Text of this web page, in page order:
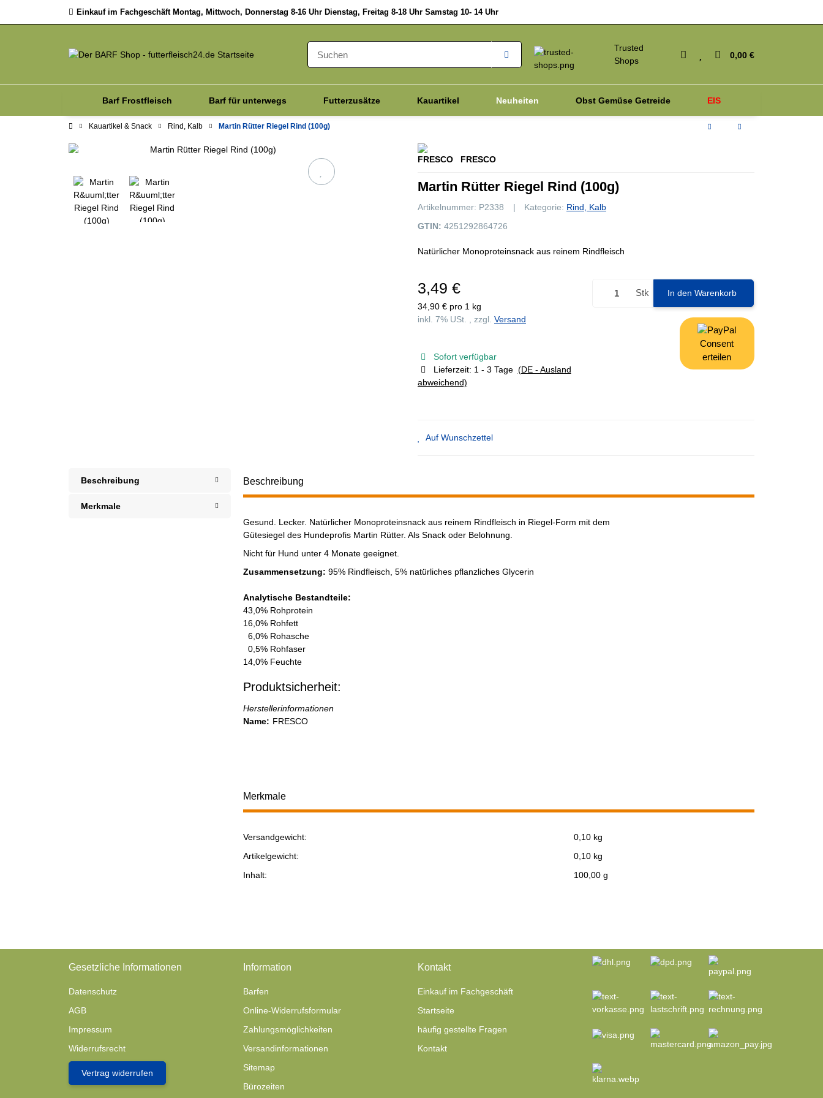
Einkauf im Fachgeschäft Montag, Mittwoch, Donnerstag 8-16 Uhr Dienstag, Freitag 8-18 Uhr Samstag 10- 14 Uhr
Trusted
Shops
0,00 €
Barf Frostfleisch Barf für unterwegs Futterzusätze Kauartikel Neuheiten Obst Gemüse Getreide EIS
Sale Zubehör Vitalpilze
Kauartikel & Snack Rind, Kalb Martin Rütter Riegel Rind (100g)
FRESCO
Martin Rütter Riegel Rind (100g)
Artikelnummer: P2338 Kategorie: Rind, Kalb
GTIN: 4251292864726
Natürlicher Monoproteinsnack aus reinem Rindfleisch
3,49 €
34,90 € pro 1 kg
inkl. 7% USt. , zzgl. Versand
Sofort verfügbar
Lieferzeit: 1 - 3 Tage (DE - Ausland
abweichend)
Stk In den Warenkorb
Consent
erteilen
Auf Wunschzettel
Beschreibung
Merkmale
Beschreibung
Gesund. Lecker. Natürlicher Monoproteinsnack aus reinem Rindfleisch in Riegel-Form mit dem
Gütesiegel des Hundeprofis Martin Rütter. Als Snack oder Belohnung.
Nicht für Hund unter 4 Monate geeignet.
Zusammensetzung: 95% Rindfleisch, 5% natürliches pflanzliches Glycerin
Analytische Bestandteile:
43,0% Rohprotein
16,0% Rohfett
6,0% Rohasche
0,5% Rohfaser
14,0% Feuchte
Produktsicherheit:
Herstellerinformationen
Name: FRESCO
Merkmale
Produkteigenschaft
Wert
Versandgewicht:
0,10 kg
Artikelgewicht:
0,10 kg
Inhalt:
100,00 g
Gesetzliche Informationen
Datenschutz
AGB
Impressum
Widerrufsrecht
Vertrag widerrufen
Information
Barfen
Online-Widerrufsformular
Zahlungsmöglichkeiten
Versandinformationen
Sitemap
Bürozeiten
Kontakt
Einkauf im Fachgeschäft
Startseite
häufig gestellte Fragen
Kontakt